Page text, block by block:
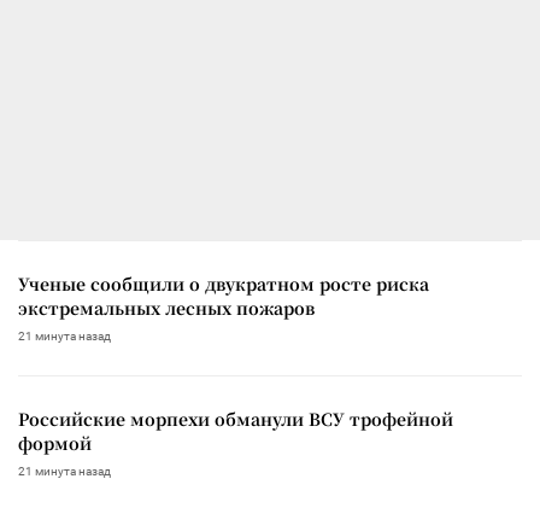
Ученые сообщили о двукратном росте риска
экстремальных лесных пожаров
21 минута назад
Российские морпехи обманули ВСУ трофейной
формой
21 минута назад